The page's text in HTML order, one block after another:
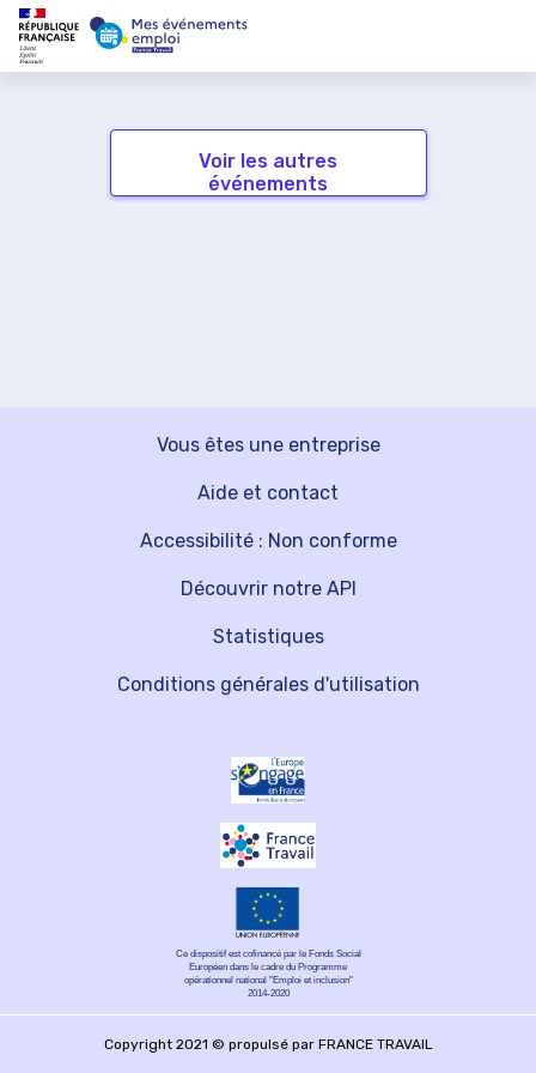
Voir les autres
événements
Vous êtes une entreprise
Découvrir notre API
Aide et contact
Statistiques
Accessibilité : Non conforme
Conditions générales d'utilisation
Ce dispositif est cofinancé par le Fonds Social
Européen dans le cadre du Programme
opérationnel national "Emploi et inclusion"
2014-2020
Copyright 2021 © propulsé par FRANCE TRAVAIL